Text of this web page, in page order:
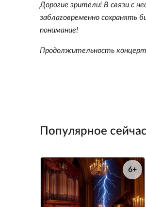
Дорогие зрители! В связи с
заблаговременно сохранять
понимание!
Продолжительность
Популярное сейчас
6+